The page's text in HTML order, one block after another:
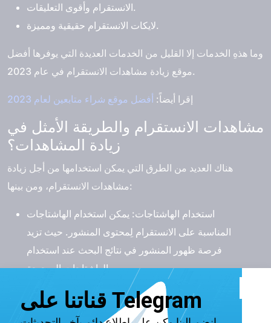
الانستقرام وأقوى التعليقات.
لايكات الانستقرام حقيقية ومميزة.
وما هذهِ الخدمات إلا القليل من الخدمات العديدة التي يوفرها أفضل
موقع زيادة مشاهدات الانستقرامفي عام 2023.
إقرا أيضاً: أفضل موقع شراء متابعين لعام 2023
مشاهدات الانستقرام والطريقة الأمثل في
زيادة المشاهدات؟
هناك العديد من الطرق التي يمكن استخدامها من أجل زيادة
مشاهدات الانستقرام، ومن بينها:
استخدام الهاشتاجات: يمكن استخدام الهاشتاجات
المناسبة على الانستقرام لِمحتوى المنشور. حيث تزيد
فرصة ظهور المنشور في نتائج البحث عند استخدام
الهاشتاجات الصحيحة.
نشر المحتوى في أوقات مناسبة:
نشاط المتابعين على الانستقرام ونشر المحتوى في هذهِ